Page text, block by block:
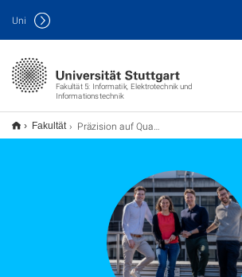
Fakultät 5: Informatik, Elektrotechnik und
Informationstechnik
Uni
Fakultät Präzision auf Quantenebene